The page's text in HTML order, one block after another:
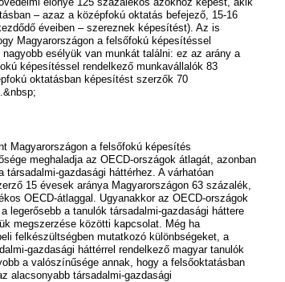
– azaz a középfokú oktatás befejező, 15-16
éveiben – szereznek képesítést). Az is
Magyarországon a felsőfokú képesítéssel
esélyük van munkát találni: ez az arány a
képesítéssel rendelkező munkavállalók 83
oktatásban képesítést szerzők 70
Magyarországon a felsőfokú képesítés
meghaladja az OECD-országok átlagát, azonban
társadalmi-gazdasági háttérhez. A várhatóan
15 évesek aránya Magyarországon 63 százalék,
OECD-átlaggal. Ugyanakkor az OECD-országok
legerősebb a tanulók társadalmi-gazdasági háttere
megszerzése közötti kapcsolat. Még ha
felkészültségben mutatkozó különbségeket, a
gazdasági háttérrel rendelkező magyar tanulók
a valószínűsége annak, hogy a felsőoktatásban
alacsonyabb társadalmi-gazdasági